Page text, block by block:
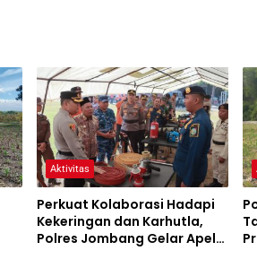
Aktivitas
Perkuat Kolaborasi Hadapi
Kekeringan dan Karhutla,
Polres Jombang Gelar Apel